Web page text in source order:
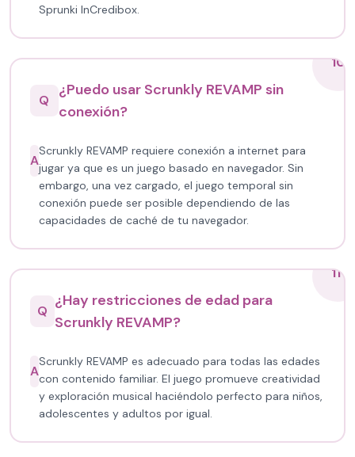
Sprunki InCredibox.
10
Q
¿Puedo usar Scrunkly REVAMP sin
conexión?
A
Scrunkly REVAMP requiere conexión a internet para
jugar ya que es un juego basado en navegador. Sin
embargo, una vez cargado, el juego temporal sin
conexión puede ser posible dependiendo de las
capacidades de caché de tu navegador.
11
Q
¿Hay restricciones de edad para
Scrunkly REVAMP?
A
Scrunkly REVAMP es adecuado para todas las edades
con contenido familiar. El juego promueve creatividad
y exploración musical haciéndolo perfecto para niños,
adolescentes y adultos por igual.